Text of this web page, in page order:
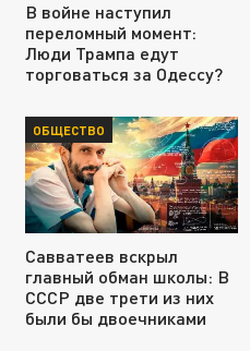
В войне наступил
переломный момент:
Люди Трампа едут
торговаться за Одессу?
ОБЩЕСТВО
Савватеев вскрыл
главный обман школы: В
СССР две трети из них
были бы двоечниками